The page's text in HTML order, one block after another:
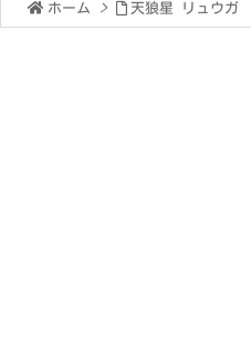
ホーム > 天狼星 リュウガ